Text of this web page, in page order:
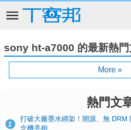
sony ht-a7000 的最新熱門
More »
熱門文
1
打破大廠墨水綁架！開源、無
念機亮相